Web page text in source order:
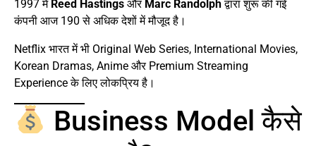
1997 में Reed Hastings और Marc Randolphद्वारा शुरू की गई
कंपनी आज 190 से अधिक देशों में मौजूद है।
Netflix भारत में भी Original Web Series, International Movies,
Korean Dramas, Anime और Premium Streaming
Experience के लिए लोकप्रिय है।
Business Model कैसे